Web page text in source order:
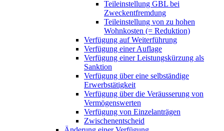
Teileinstellung GBL bei
Zweckentfremdung
Teileinstellung von zu hohen
Wohnkosten (= Reduktion)
Verfügung auf Weiterführung
Verfügung einer Auflage
Verfügung einer Leistungskürzung als
Sanktion
Verfügung über eine selbständige
Erwerbstätigkeit
Verfügung über die Veräusserung von
Vermögenswerten
Verfügung von Einzelanträgen
Zwischenentscheid